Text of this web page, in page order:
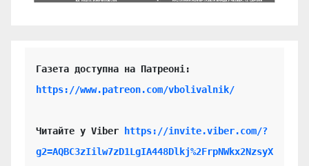
https://www.patreon.com/vbolivalnik/
Читайте у Viber
https://invite.viber.com/?
g2=AQBC3zIilw7zD1LgIA448Dlkj%2FrpNWkx2NzsyX